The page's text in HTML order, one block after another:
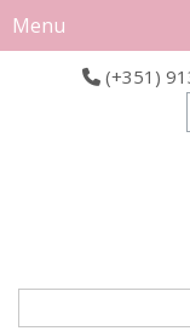
Menu
(+351)